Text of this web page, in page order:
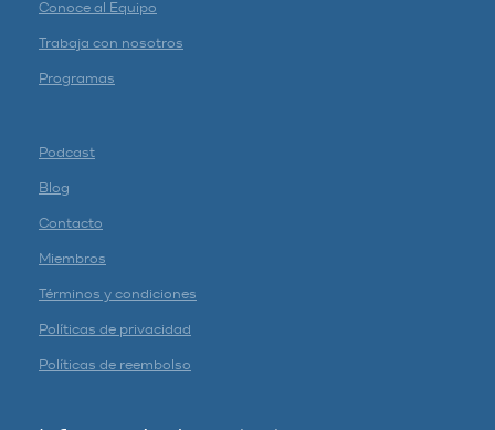
Conoce al Equipo
Trabaja con nosotros
Programas
Podcast
Blog
Contacto
Miembros
Términos y condiciones
Políticas de privacidad
Políticas de reembolso